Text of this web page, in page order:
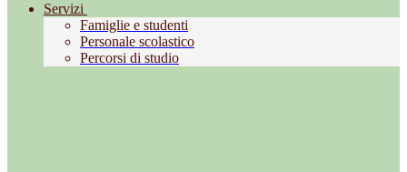
Servizi
Famiglie e studenti
Personale scolastico
Percorsi di studio